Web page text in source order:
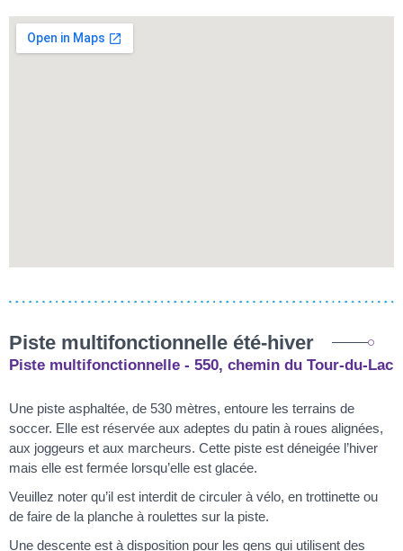
Piste multifonctionnelle été-hiver
Piste multifonctionnelle - 550, chemin du Tour-du-Lac
Une piste asphaltée, de 530 mètres, entoure les terrains de
soccer. Elle est réservée aux adeptes du patin à roues alignées,
aux joggeurs et aux marcheurs. Cette piste est déneigée l’hiver
mais elle est fermée lorsqu’elle est glacée.
Veuillez noter qu’il est interdit de circuler à vélo, en trottinette ou
de faire de la planche à roulettes sur la piste.
Une descente est à disposition pour les gens qui utilisent des